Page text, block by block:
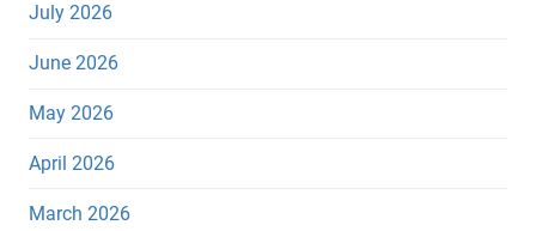
July 2026
June 2026
May 2026
April 2026
March 2026